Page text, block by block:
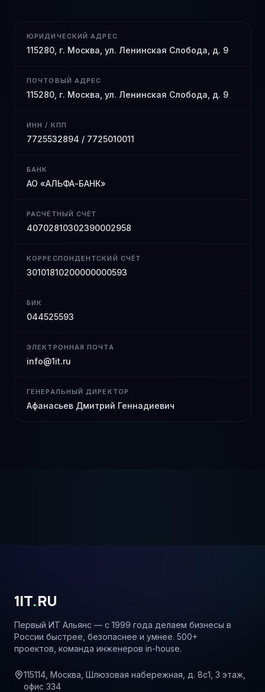
ЮРИДИЧЕСКИЙ АДРЕС
115280, г. Москва, ул. Ленинская Слобода, д. 9
ПОЧТОВЫЙ АДРЕС
115280, г. Москва, ул. Ленинская Слобода, д. 9
ИНН / КПП
7725532894 / 7725010011
БАНК
АО «АЛЬФА-БАНК»
РАСЧЁТНЫЙ СЧЁТ
40702810302390002958
КОРРЕСПОНДЕНТСКИЙ СЧЁТ
30101810200000000593
БИК
044525593
ЭЛЕКТРОННАЯ ПОЧТА
info@1it.ru
ГЕНЕРАЛЬНЫЙ ДИРЕКТОР
Афанасьев Дмитрий Геннадиевич
1IT.RU
Первый ИТ Альянс — с 1999 года делаем бизнесы в
России быстрее, безопаснее и умнее. 500+
проектов, команда инженеров in-house.
115114, Москва, Шлюзовая набережная, д. 8с1, 3 этаж,
офис 334